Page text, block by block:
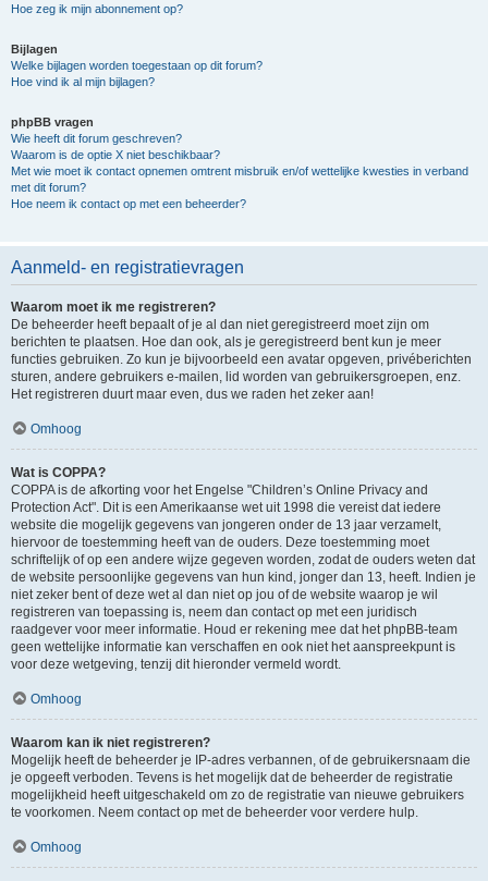
Hoe zeg ik mijn abonnement op?
Bijlagen
Welke bijlagen worden toegestaan op dit forum?
Hoe vind ik al mijn bijlagen?
phpBB vragen
Wie heeft dit forum geschreven?
Waarom is de optie X niet beschikbaar?
Met wie moet ik contact opnemen omtrent misbruik en/of wettelijke kwesties in verband
met dit forum?
Hoe neem ik contact op met een beheerder?
Aanmeld- en registratievragen
Waarom moet ik me registreren?
De beheerder heeft bepaalt of je al dan niet geregistreerd moet zijn om
berichten te plaatsen. Hoe dan ook, als je geregistreerd bent kun je meer
functies gebruiken. Zo kun je bijvoorbeeld een avatar opgeven, privéberichten
sturen, andere gebruikers e-mailen, lid worden van gebruikersgroepen, enz.
Het registreren duurt maar even, dus we raden het zeker aan!
Omhoog
Wat is COPPA?
COPPA is de afkorting voor het Engelse "Children’s Online Privacy and
Protection Act". Dit is een Amerikaanse wet uit 1998 die vereist dat iedere
website die mogelijk gegevens van jongeren onder de 13 jaar verzamelt,
hiervoor de toestemming heeft van de ouders. Deze toestemming moet
schriftelijk of op een andere wijze gegeven worden, zodat de ouders weten dat
de website persoonlijke gegevens van hun kind, jonger dan 13, heeft. Indien je
niet zeker bent of deze wet al dan niet op jou of de website waarop je wil
registreren van toepassing is, neem dan contact op met een juridisch
raadgever voor meer informatie. Houd er rekening mee dat het phpBB-team
geen wettelijke informatie kan verschaffen en ook niet het aanspreekpunt is
voor deze wetgeving, tenzij dit hieronder vermeld wordt.
Omhoog
Waarom kan ik niet registreren?
Mogelijk heeft de beheerder je IP-adres verbannen, of de gebruikersnaam die
je opgeeft verboden. Tevens is het mogelijk dat de beheerder de registratie
mogelijkheid heeft uitgeschakeld om zo de registratie van nieuwe gebruikers
te voorkomen. Neem contact op met de beheerder voor verdere hulp.
Omhoog